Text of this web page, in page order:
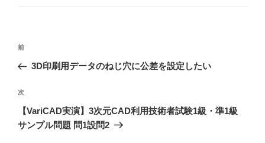
投
稿
ビ
ゲ
前
の
稿
前
3D印刷用データのねじ穴に公差を設定したい
次
の
投
次
【VariCAD実演】3次元CAD利用技術者試験1級・準1級
サンプル問題 問1設問2